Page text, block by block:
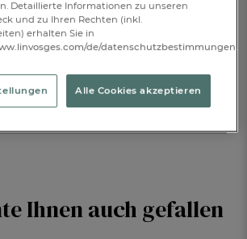
Ihnen auch gefallen
Detaillierte Informationen zu unseren
und zu Ihren Rechten (inkl.
erhalten Sie in
de/
Alle Cookies akzeptieren